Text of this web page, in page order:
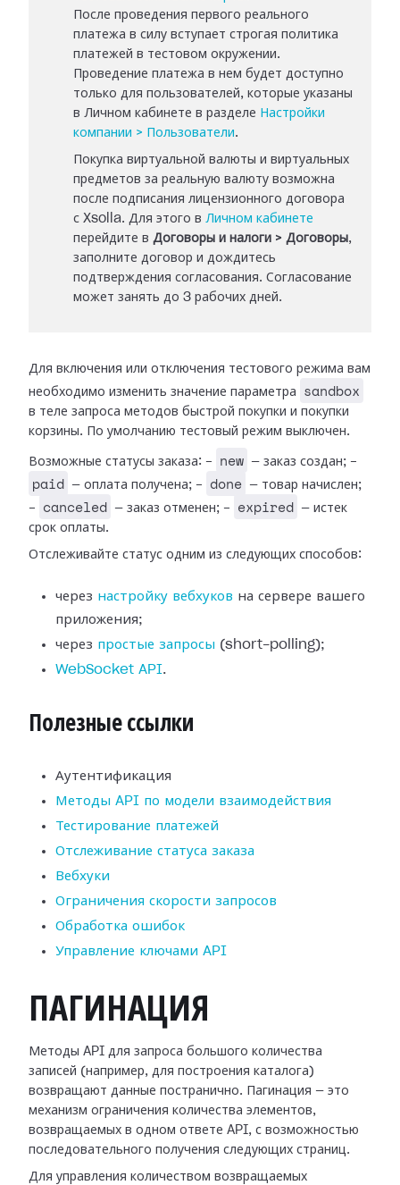
После проведения первого реального
платежа в силу вступает строгая политика
платежей в тестовом окружении.
Проведение платежа в нем будет доступно
только для пользователей, которые указаны
в Личном кабинете в разделе Настройки
компании > Пользователи.
Покупка виртуальной валюты и виртуальных
предметов за реальную валюту возможна
после подписания лицензионного договора
с Xsolla. Для этого в Личном кабинете
перейдите в Договоры и налоги > Договоры,
заполните договор и дождитесь
подтверждения согласования. Согласование
может занять до 3 рабочих дней.
Для включения или отключения тестового режима вам
необходимо изменить значение параметра
sandbox
в теле запроса методов быстрой покупки и покупки
корзины. По умолчанию тестовый режим выключен.
Возможные статусы заказа: - new — заказ создан; -
paid — оплата получена; - done — товар начислен;
-
canceled — заказ отменен; - expired — истек
срок оплаты.
Отслеживайте статус одним из следующих способов:
через настройку вебхуков на сервере вашего
приложения;
через простые запросы (short-polling);
WebSocket API.
Полезные ссылки
Аутентификация
Методы API по модели взаимодействия
Тестирование платежей
Отслеживание статуса заказа
Вебхуки
Ограничения скорости запросов
Обработка ошибок
Управление ключами API
ПАГИНАЦИЯ
Методы API для запроса большого количества
записей (например, для построения каталога)
возвращают данные постранично. Пагинация — это
механизм ограничения количества элементов,
возвращаемых в одном ответе API, с возможностью
последовательного получения следующих страниц.
Для управления количеством возвращаемых